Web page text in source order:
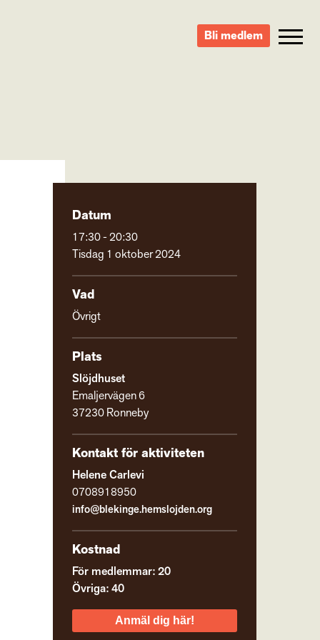
Bli medlem
Datum
17:30 - 20:30
Tisdag 1 oktober 2024
Vad
Övrigt
Plats
Slöjdhuset
Emaljervägen 6
37230 Ronneby
Kontakt för aktiviteten
Helene Carlevi
0708918950
info@blekinge.hemslojden.org
Kostnad
För medlemmar: 20
Övriga: 40
Anmäl dig här!